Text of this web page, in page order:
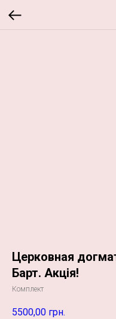
Церковная
Барт. Акція!
Комплект
5500,00 грн.